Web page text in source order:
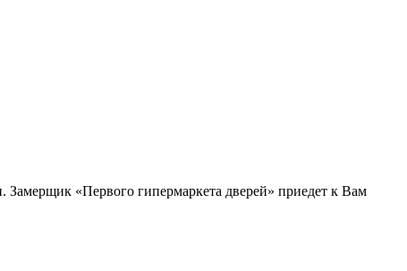
Замерщик «Первого гипермаркета дверей» приедет к Вам